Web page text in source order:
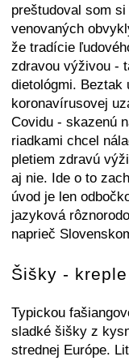
preštudoval som
venovaných
že tradície
zdravou výživou -
dietológmi. Beztak
koronavírusovej
Covidu - skazenú
riadkami chcel
pletiem zdravú
aj nie. Ide o to
úvod je len
jazyková
naprieč
Šišky -
Typickou
sladké šišky z
strednej Európe.